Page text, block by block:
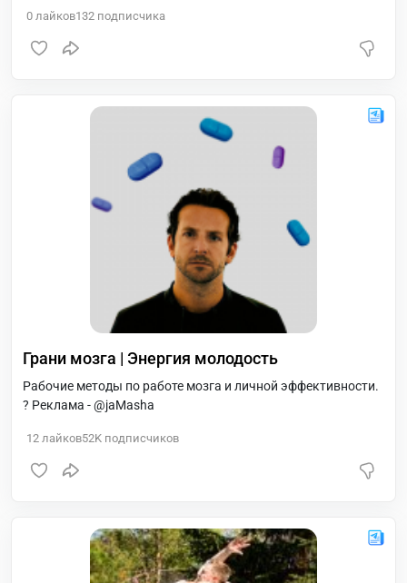
улучшения здоровья и настроения. А также репортаж про
создание авторского чайного бренда и фотографии из
путешествий.
0 лайков132 подписчика
Грани мозга | Энергия молодость
Рабочие методы по работе мозга и личной эффективности.
? Реклама - @jaMasha
12 лайков52K подписчиков